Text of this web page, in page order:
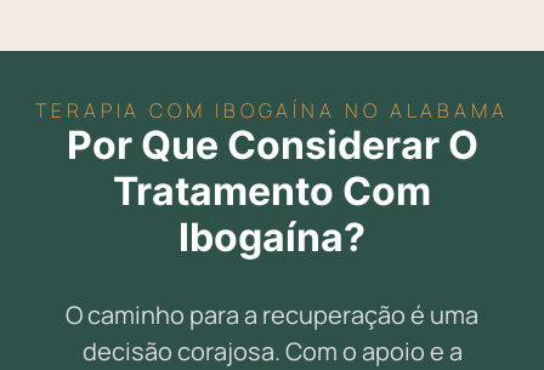
TERAPIA COM IBOGAÍNA NO ALABAMA
Por Que Considerar O
Tratamento Com
Ibogaína?
O caminho para a recuperação é uma
decisão corajosa. Com o apoio e a